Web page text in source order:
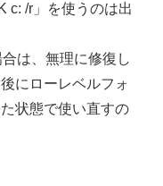
c: /r」を使うのは出
は、無理に修復し
にローレベルフォ
状態で使い直すの